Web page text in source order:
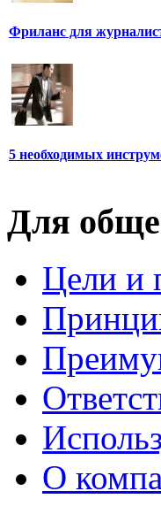
Фриланс для
5 необходимых
Для
Цели и
О